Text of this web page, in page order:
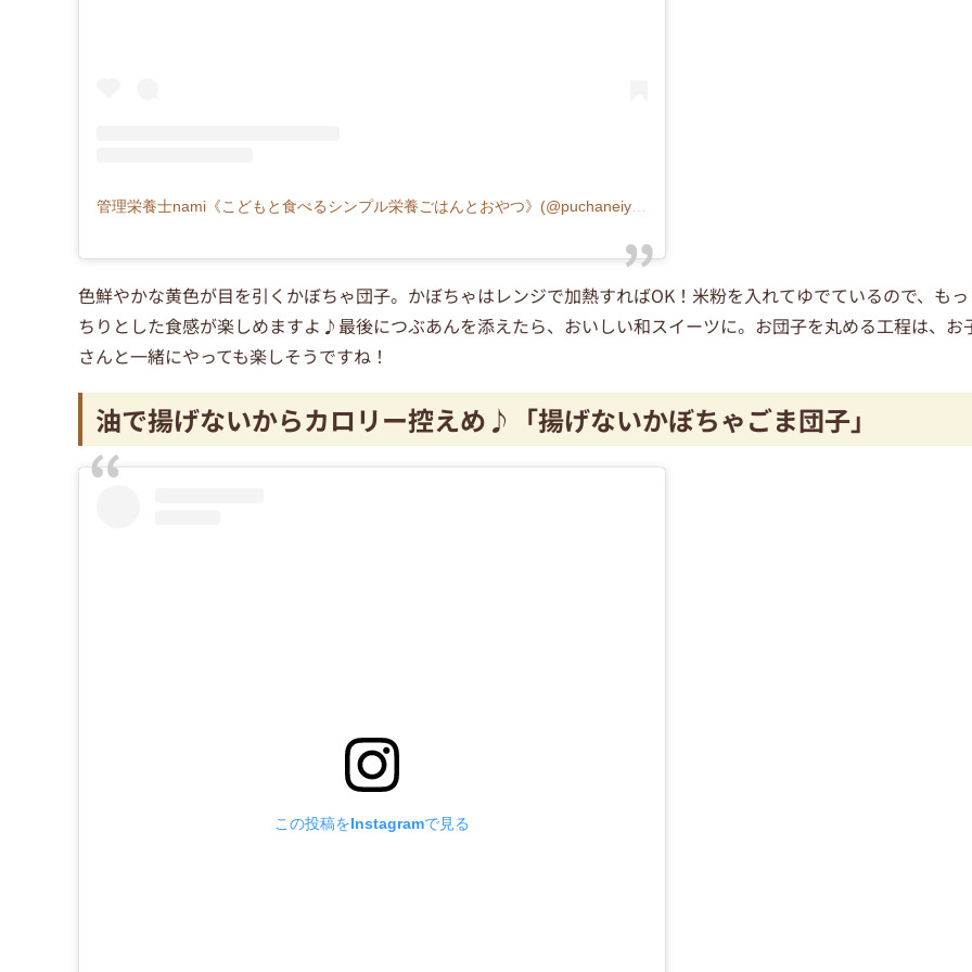
管理栄養士nami《こどもと食べるシンプル栄養ごはんとおやつ》(@puchaneiyoushimama)がシェアした投稿
色鮮やかな黄色が目を引くかぼちゃ団子。かぼちゃはレンジで加熱すればOK！米粉を入れてゆでているので、もっ
ちりとした食感が楽しめますよ♪最後につぶあんを添えたら、おいしい和スイーツに。お団子を丸める工程は、お
さんと一緒にやっても楽しそうですね！
油で揚げないからカロリー控えめ ♪ 「揚げないかぼちゃごま団子」
この投稿をInstagramで見る